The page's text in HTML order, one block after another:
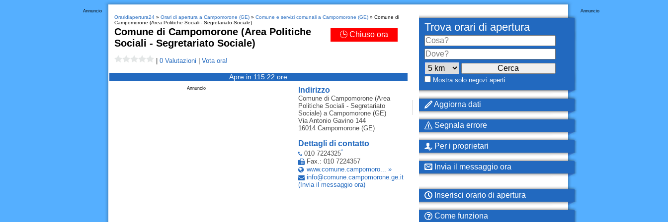
Annuncio
Oraridiapertura24» Orari di apertura a Campomorone (GE)» Comune e servizi comunali a Campomorone (GE)» Comune di
Campomorone (Area Politiche Sociali - Segretariato Sociale)
Comune di Campomorone (Area Politiche
Sociali - Segretariato Sociale)
🕒 Chiuso ora
0 Valutazioni Vota ora!
Apre in 115:22 ore
Indirizzo
Comune di Campomorone (Area
Politiche Sociali - Segretariato
Sociale)a Campomorone (GE)
Via Antonio Gavino 144
16014 Campomorone (GE)
Dettagli di contatto
010 7224325*
Fax.: 010 7224357
www.comune.campomoro... »
info@comune.campomorone.ge.it
(Invia il messaggio ora)
Annuncio
Annuncio
Trova orari di apertura
Mostra solo negozi aperti
Aggiorna dati
Segnala errore
Per i proprietari
Invia il messaggio ora
Inserisci orario di apertura
Come funziona